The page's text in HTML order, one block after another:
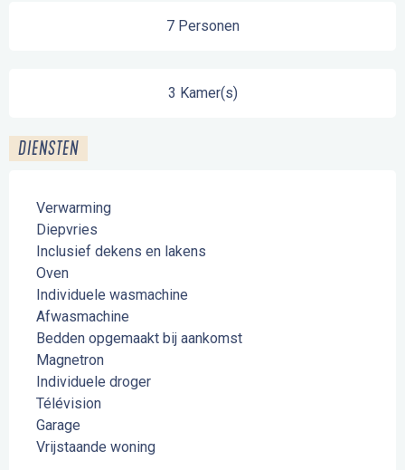
7 Personen
3 Kamer(s)
DIENSTEN
Verwarming
Diepvries
Inclusief dekens en lakens
Oven
Individuele wasmachine
Afwasmachine
Bedden opgemaakt bij aankomst
Magnetron
Individuele droger
Télévision
Garage
Vrijstaande woning